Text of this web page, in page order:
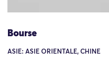
Bourse
ASIE: ASIE ORIENTALE, CHINE